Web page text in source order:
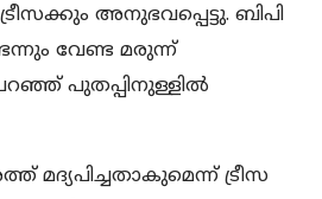
അനുഭവപ്പെട്ടു. ബിപി
വേണ്ട മരുന്ന്
പുതപ്പിനുള്ളിൽ
മദ്യപിച്ചതാകുമെന്ന് ട്രീസ